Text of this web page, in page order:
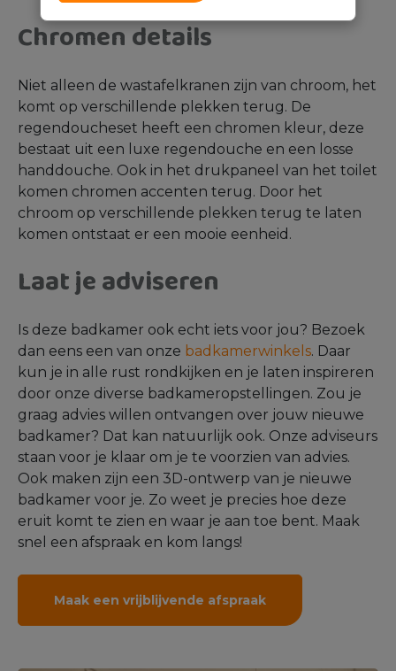
Chromen details
Niet alleen de wastafelkranen zijn van chroom, het
komt op verschillende plekken terug. De
regendoucheset heeft een chromen kleur, deze
bestaat uit een luxe regendouche en een losse
handdouche. Ook in het drukpaneel van het toilet
komen chromen accenten terug. Door het
chroom op verschillende plekken terug te laten
komen ontstaat er een mooie eenheid.
Laat je adviseren
Is deze badkamer ook echt iets voor jou? Bezoek
dan eens een van onze badkamerwinkels. Daar
kun je in alle rust rondkijken en je laten inspireren
door onze diverse badkameropstellingen. Zou je
graag advies willen ontvangen over jouw nieuwe
badkamer? Dat kan natuurlijk ook. Onze adviseurs
staan voor je klaar om je te voorzien van advies.
Ook maken zijn een 3D-ontwerp van je nieuwe
badkamer voor je. Zo weet je precies hoe deze
eruit komt te zien en waar je aan toe bent. Maak
snel een afspraak en kom langs!
Maak een vrijblijvende afspraak